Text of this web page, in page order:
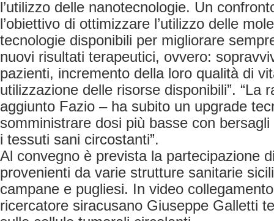
l’utilizzo delle nanotecnologie. Un
l’obiettivo di ottimizzare l’utilizzo delle
tecnologie disponibili per migliorare
nuovi risultati terapeutici, ovvero:
pazienti, incremento della loro qualità di
utilizzazione delle risorse disponibili”. “La
aggiunto Fazio – ha subito un upgrade
somministrare dosi più basse con
i tessuti sani circostanti”.
Al convegno è prevista la partecipazione
provenienti da varie strutture sanitarie
campane e pugliesi. In video
ricercatore siracusano Giuseppe Galletti